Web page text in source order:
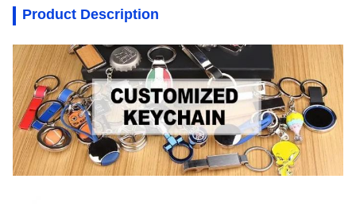
Product Description